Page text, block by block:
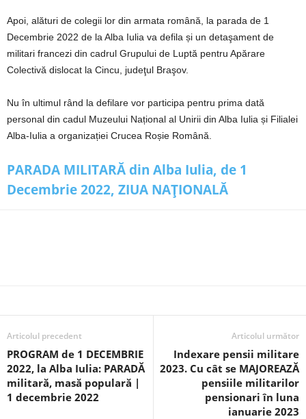
Apoi, alături de colegii lor din armata română, la parada de 1
Decembrie 2022 de la Alba Iulia va defila și un detaşament de
militari francezi din cadrul Grupului de Luptă pentru Apărare
Colectivă dislocat la Cincu, judeţul Braşov.
Nu în ultimul rând la defilare vor participa pentru prima dată
personal din cadul Muzeului Național al Unirii din Alba Iulia și Filialei
Alba-Iulia a organizației Crucea Roșie Română.
PARADA MILITARĂ din Alba Iulia, de 1
Decembrie 2022, ZIUA NAȚIONALĂ
Articolul precedent
PROGRAM de 1 DECEMBRIE
2022, la Alba Iulia: PARADĂ
militară, masă populară |
1 decembrie 2022
Articolul următor
Indexare pensii militare
2023. Cu cât se MAJOREAZĂ
pensiile militarilor
pensionari în luna
ianuarie 2023